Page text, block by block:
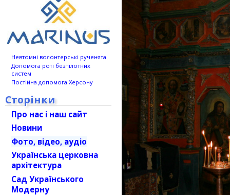
Невтомні волонтерські рученята
Допомога роті безпілотних
систем
Постійна допомога Херсону
Сторінки
Про нас і наш сайт
Новини
Фото, відео, аудіо
Українська церковна
архітектура
Сад Українського
Модерну